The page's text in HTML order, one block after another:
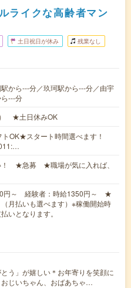
ライクな高齢者マン
土日祝日が休み 残業なし
から---分／玖珂駅から---分／由宇
---分
） ★土日休みOK
OK★スタート時間選べます！
！ ★急募 ★職場が気に入れば、
円～ 経験者：時給1350円～ ★
月払いも選べます）※稼働開始時
いとなります。
う」が嬉しい＊お年寄りを笑顔に
じいちゃん、おばあちゃ…